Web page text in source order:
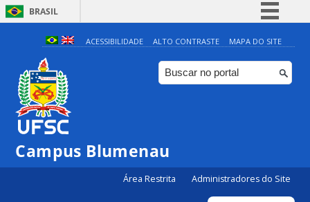
BRASIL
Simplifique!
Comunica BR
Participe
ACESSIBILIDADE ALTO CONTRASTE MAPA DO SITE
Campus Blumenau
Área Restrita Administradores do Site